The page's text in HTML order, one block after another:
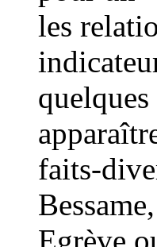
les
faits-